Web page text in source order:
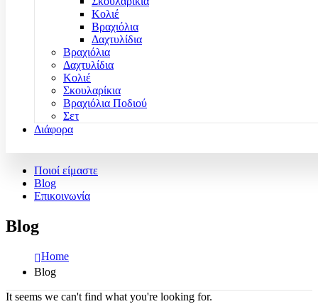
Κολιέ
Βραχιόλια
Δαχτυλίδια
Βραχιόλια
Δαχτυλίδια
Κολιέ
Σκουλαρίκια
Βραχιόλια Ποδιού
Σετ
Διάφορα
Ποιοί είμαστε
Blog
Επικοινωνία
Blog
Home
Blog
It seems we can't find what you're looking for.